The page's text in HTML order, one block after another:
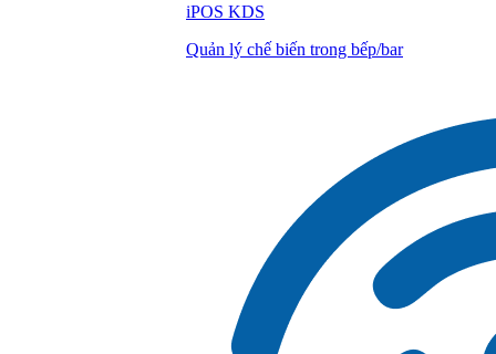
iPOS KDS
Quản lý chế biến trong bếp/bar